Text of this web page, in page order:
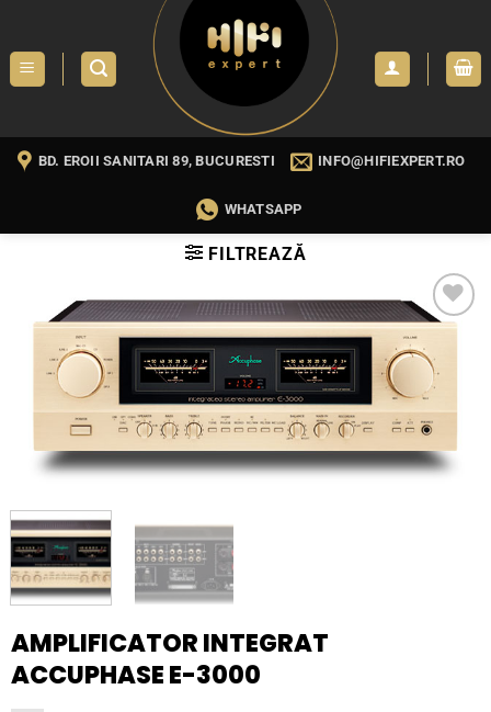
content
BD. EROII SANITARI 89, BUCURESTI INFO@HIFIEXPERT.RO
WHATSAPP
FILTREAZĂ
WISHLIST
AMPLIFICATOR INTEGRAT
ACCUPHASE E-3000